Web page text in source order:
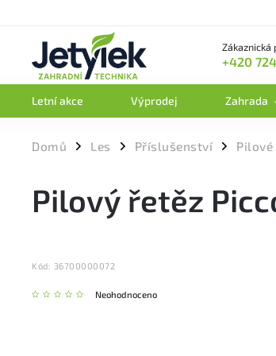
Zákaznická
+420
Letní akce Výprodej Zahrada
Domů / Les / Příslušenství /
Pilový řetěz
Kód: 36700000072
Neohodnoceno